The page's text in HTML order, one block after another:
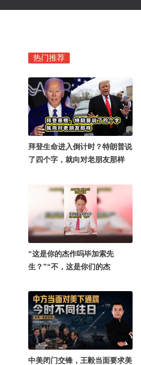
热门推荐
拜登生命进入倒计时？特朗普说
了四个字，就向对老朋友那样
“这是你的杰作吗毕加索先
生？”“不，这是你们的杰
索
中美闭门交锋，王毅当面要求美